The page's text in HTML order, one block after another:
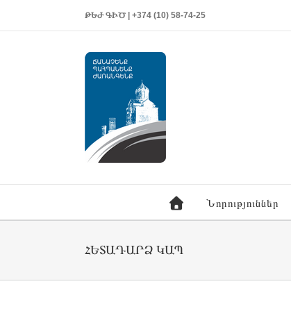
ԹԵԺ ԳԻԾ | +374 (10) 58-74-25
Նորություններ
ՀԵՏԱԴԱՐՁ ԿԱՊ